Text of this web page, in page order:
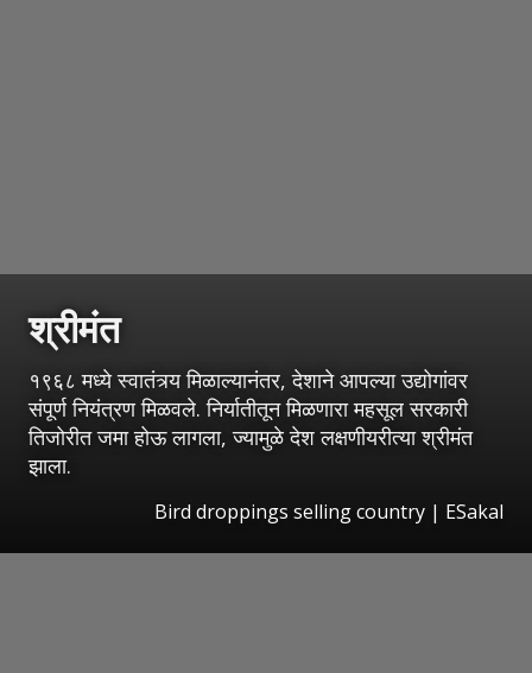
श्रीमंत
१९६८ मध्ये स्वातंत्र्य मिळाल्यानंतर, देशाने आपल्या उद्योगांवर
संपूर्ण नियंत्रण मिळवले. निर्यातीतून मिळणारा महसूल सरकारी
तिजोरीत जमा होऊ लागला, ज्यामुळे देश लक्षणीयरीत्या श्रीमंत
झाला.
Bird droppings selling country | ESakal